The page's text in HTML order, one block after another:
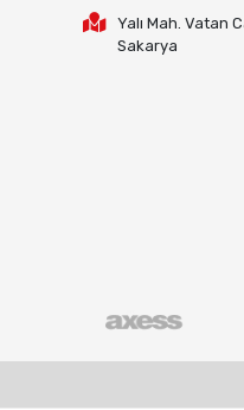
Yalı Mah. Vatan
Sakarya